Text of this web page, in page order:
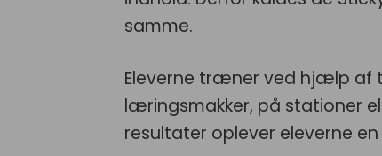
samme.
Eleverne træner ved hjælp af
læringsmakker, på stationer
resultater oplever eleverne